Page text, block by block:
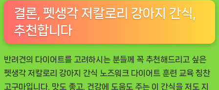
결론, 펫생각 저칼로리 강아지 간식,
추천합니다
반려견의 다이어트를 고려하시는 분들께 꼭 추천해드리고 싶은
펫생각 저칼로리 강아지 간식 노즈워크 다이어트 훈련 교육 칭찬
고구마입니다. 맛도 좋고, 건강에 도움도 주는 이 간식을 저도 지